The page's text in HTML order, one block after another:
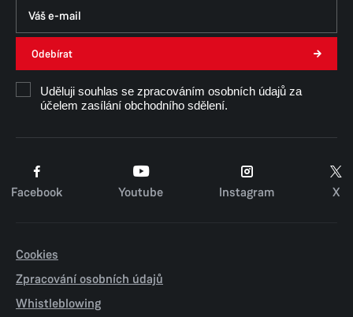
Odebírat
Uděluji souhlas se zpracováním osobních údajů za
účelem zasílání obchodního sdělení.
Facebook Youtube Instagram X
Cookies
Zpracování osobních údajů
Whistleblowing